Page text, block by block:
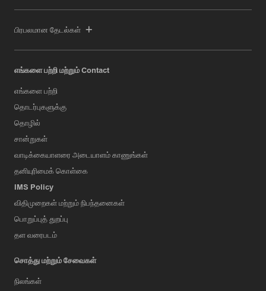
பிரபலமான தேடல்கள்
எங்களை பற்றி மற்றும் Contact
எங்களை பற்றி
தொடர்புகளுக்கு
தொழில்
சான்றுகள்
வாடிக்கையாளரை அடையாளம் காணுங்கள்
தனியுரிமைக் கொள்கை
IMS Policy
விதிமுறைகள் மற்றும் நிபந்தனைகள்
பொறுப்புத் துறப்பு
தள வரைபடம்
சொத்து மற்றும் சேவைகள்
நிலங்கள்